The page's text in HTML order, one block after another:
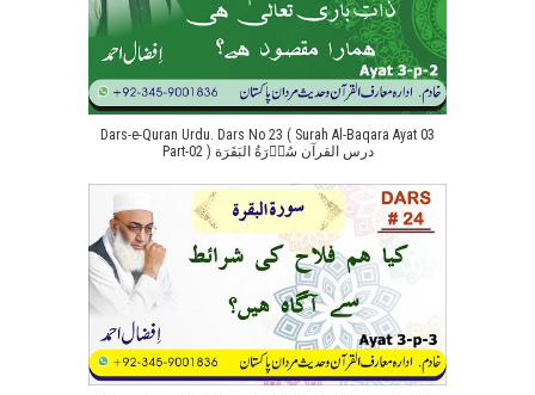
Dars-e-Quran Urdu. Dars No 23 ( Surah Al-Baqara Ayat 03
Part-02 ) درس القرآن سُوۡرَةُ البَقَرَة